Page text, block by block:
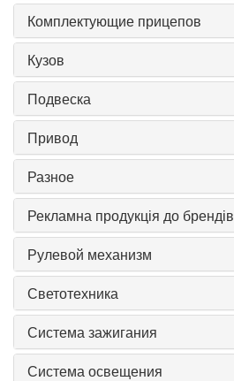
Комплектующие прицепов
Кузов
Подвеска
Привод
Разное
Рекламна продукція до брендів
Рулевой механизм
Светотехника
Система зажигания
Система освещения